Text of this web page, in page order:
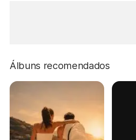
Álbuns recomendados